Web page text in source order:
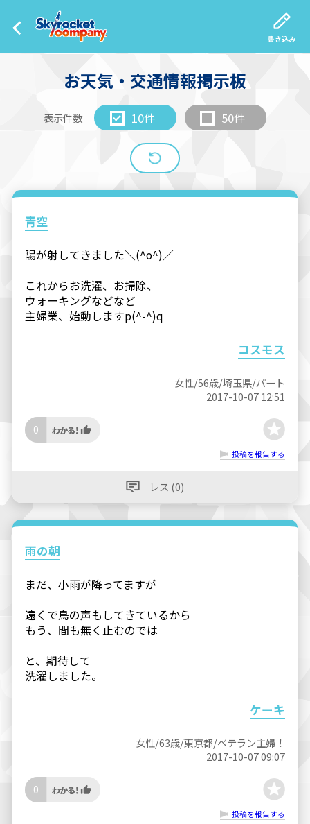
書き込み
お天気・交通情報掲示板
表示件数 10件 50件
青空
陽が射してきました＼(^o^)／
これからお洗濯、お掃除、
ウォーキングなどなど
主婦業、始動しますp(^-^)q
コスモス
女性/56歳/埼玉県/パート
2017-10-07 12:51
0
投稿を報告する
レス (0)
雨の朝
まだ、小雨が降ってますが
遠くで鳥の声もしてきているから
もう、間も無く止むのでは
と、期待して
洗濯しました。
ケーキ
女性/63歳/東京都/ベテラン主婦！
2017-10-07 09:07
0
投稿を報告する